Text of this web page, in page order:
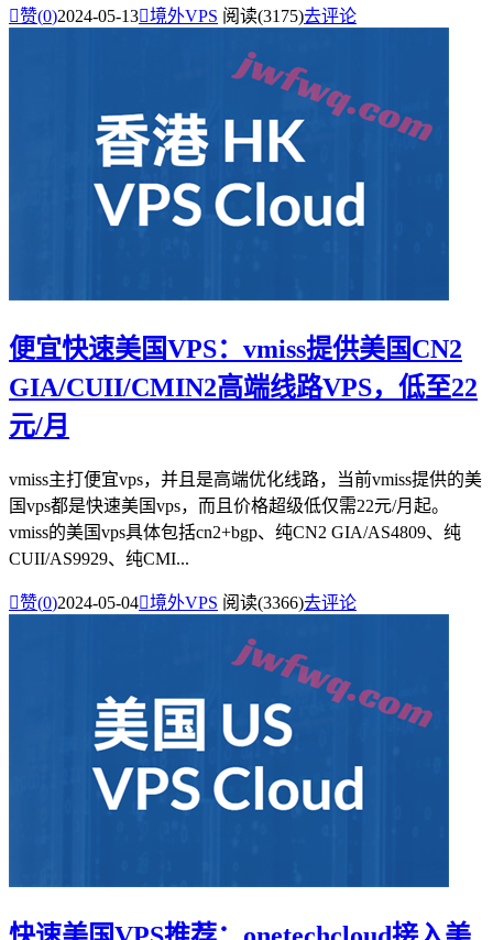
赞(0)2024-05-13境外VPS 阅读(3175)去评论
便宜快速美国VPS：vmiss提供美国CN2
GIA/CUII/CMIN2高端线路VPS，低至22
元/月
vmiss主打便宜vps，并且是高端优化线路，当前vmiss提供的美
国vps都是快速美国vps，而且价格超级低仅需22元/月起。
vmiss的美国vps具体包括cn2+bgp、纯CN2 GIA/AS4809、纯
CUII/AS9929、纯CMI...
赞(0)2024-05-04境外VPS 阅读(3366)去评论